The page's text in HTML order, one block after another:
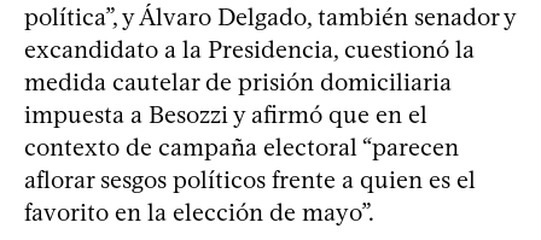
política”, y Álvaro Delgado, también senador y
excandidato a la Presidencia, cuestionó la
medida cautelar de prisión domiciliaria
impuesta a Besozzi y afirmó que en el
contexto de campaña electoral “parecen
aflorar sesgos políticos frente a quien es el
favorito en la elección de mayo”.